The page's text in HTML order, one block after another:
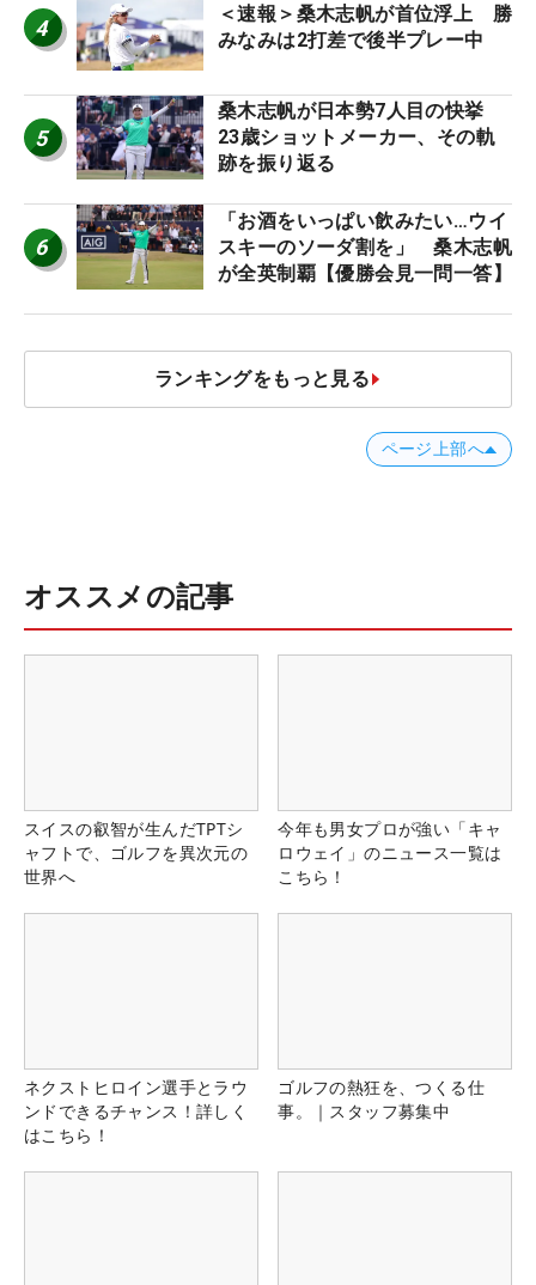
4
＜速報＞桑木志帆が首位浮上 勝
みなみは2打差で後半プレー中
5
桑木志帆が日本勢7人目の快挙
23歳ショットメーカー、その軌
跡を振り返る
6
「お酒をいっぱい飲みたい…ウイ
スキーのソーダ割を」 桑木志帆
が全英制覇【優勝会見一問一答】
ランキングをもっと見る
ページ上部へ
オススメの記事
スイスの叡智が生んだTPTシ
ャフトで、ゴルフを異次元の
世界へ
今年も男女プロが強い「キャ
ロウェイ」のニュース一覧は
こちら！
ネクストヒロイン選手とラウ
ンドできるチャンス！詳しく
はこちら！
ゴルフの熱狂を、つくる仕
事。｜スタッフ募集中